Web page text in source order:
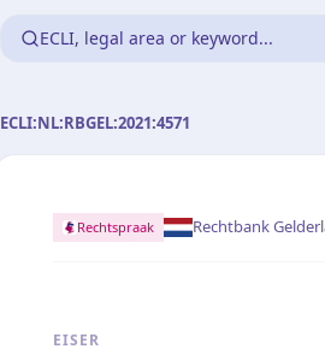
ECLI, legal area or keyword...
ECLI:NL:RBGEL:2021:4571
Rechtspraak Rechtbank
EISER